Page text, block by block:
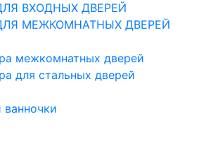
ВХОДНЫХ ДВЕРЕЙ
МЕЖКОМНАТНЫХ ДВЕРЕЙ
межкомнатных дверей
для стальных дверей
ванночки